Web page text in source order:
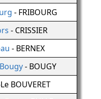
- FRIBOURG
- CRISSIER
- BERNEX
- BOUGY
BOUVERET